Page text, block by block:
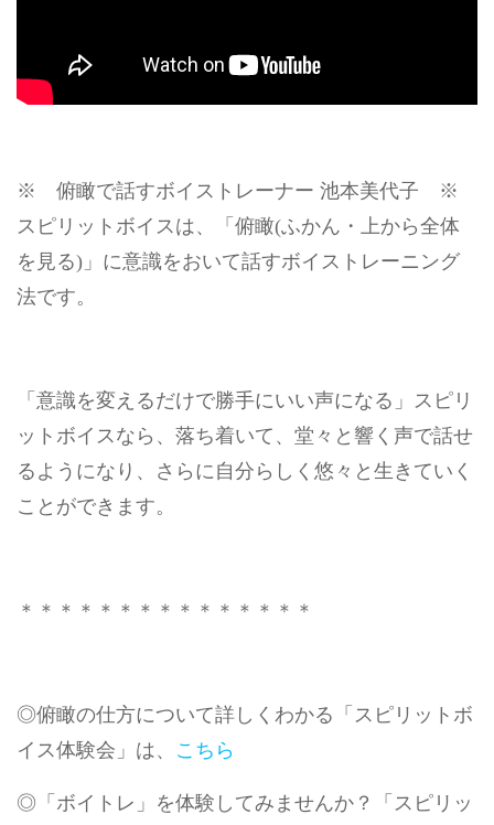
※ 俯瞰で話すボイストレーナー 池本美代子 ※
スピリットボイスは、「俯瞰(ふかん・上から全体
を見る)」に意識をおいて話すボイストレーニング
法です。
「意識を変えるだけで勝手にいい声になる」スピリ
ットボイスなら、落ち着いて、堂々と響く声で話せ
るようになり、さらに自分らしく悠々と生きていく
ことができます。
＊＊＊＊＊＊＊＊＊＊＊＊＊＊＊
◎俯瞰の仕方について詳しくわかる 「スピリットボ
イス体験会」は、 こちら
◎「ボイトレ」を体験してみませんか？「スピリッ